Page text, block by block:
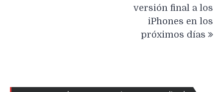
versión final a los
iPhones en los
próximos días